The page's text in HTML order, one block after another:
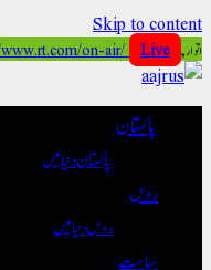
Skip to content
اتوار, April 5 www.rt.com/on-air/ Live
پاکستان
پاکستان دنیا میں
روس
روس دنیا میں
سیاست